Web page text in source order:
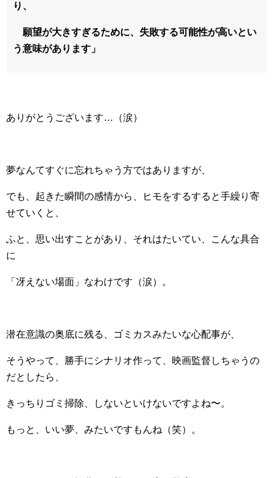
り、
願望が大きすぎるために、失敗する可能性が高いとい
う意味があります」
ありがとうございます…（涙）
夢なんてすぐに忘れちゃう方ではありますが、
でも、起きた瞬間の感情から、ヒモをするすると手繰り寄
せていくと、
ふと、思い出すことがあり、それはたいてい、こんな具合
に
「冴えない場面」なわけです（涙）。
潜在意識の奥底に残る、ゴミカスみたいな心配事が、
そうやって、勝手にシナリオ作って、映画監督しちゃうの
だとしたら、
きっちりゴミ掃除、しないといけないですよね〜。
もっと、いい夢、みたいですもんね（笑）。